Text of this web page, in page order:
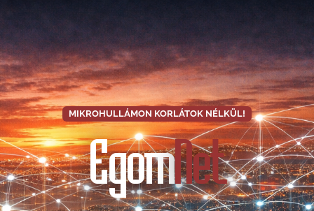
MIKROHULLÁMON KORLÁTOK NÉLKÜL!
EgomNet